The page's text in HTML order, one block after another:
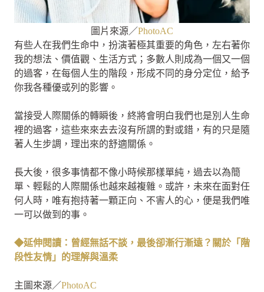
圖片來源／PhotoAC
有些人在我們生命中，扮演著極其重要的角色，左右著你
我的想法、價值觀、生活方式；多數人則成為一個又一個
的過客，在每個人生的階段，形成不同的身分定位，給予
你我各種優或列的影響。
當接受人際關係的轉瞬後，終將會明白我們也是別人生命
裡的過客，這些來來去去沒有所謂的對或錯，有的只是隨
著人生步調，理出來的舒適關係。
長大後，很多事情都不像小時候那樣單純，過去以為簡
單、輕鬆的人際關係也越來越複雜。或許，未來在面對任
何人時，唯有抱持著一顆正向、不害人的心，便是我們唯
一可以做到的事。
◆延伸閱讀：曾經無話不談，最後卻漸行漸遠？關於「階
段性友情」的理解與溫柔
主圖來源／PhotoAC